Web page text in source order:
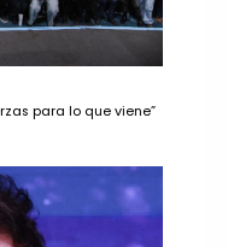
para lo que viene”